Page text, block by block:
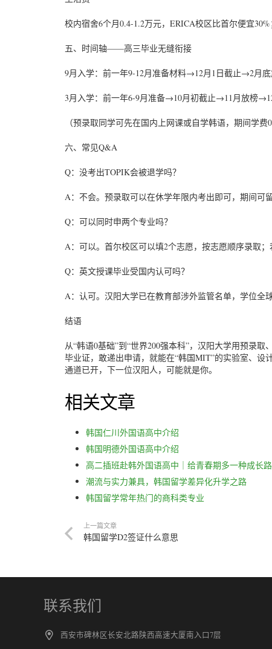
校内宿舍6个月0.4-1.2万元，ERICA校区比首尔便宜
五、时间轴——高三毕业无缝衔接
9月入学：前一年9-12月准备材料→12月1日截止→2月
3月入学：前一年6-9月准备→10月初截止→11月放榜
（预录取同学可先在国内上网课或自学韩语，期间学费0
六、常见Q&A
Q：没考出TOPIK会被退学吗？
A：不会。预录取可以在休学年限内考出即可，期间可
Q：可以同时申两个专业吗？
A：可以。首尔校区可以填2个志愿，按志愿顺序录取；
Q：英文授课毕业受国内认可吗？
A：认可。汉阳大学已在教育部涉外监管名单，学位全
结语
从“韩语0基础”到“世界200强本科”，汉阳大学用预录
毕业证，敢递出申请，就能在“韩国MIT”的实验室、
通道已开，下一位汉阳人，可能就是你。
相关文章
韩国仁川外国语高中介绍
韩国明德外国语高中介绍
高二插班赴韩外国语高中｜给青春期多一种成长
潮流与实力兼具，韩国留学差异化升学之路
韩国留学常年热门的商科类专业
上一篇文章
韩国留学D2签证什么意思
联系我们
西安市碑林区长安北路陕西高速大厦南入口7层